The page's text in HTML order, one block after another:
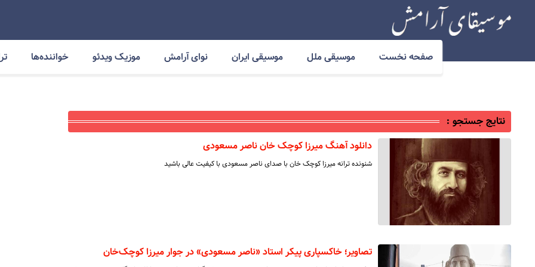
صفحه نخست موسیقی ملل موسیقی ایران نوای آرامش موزیک ویدئو خواننده‌ها
نتایج جستجو :
دانلود آهنگ میرزا کوچک خان ناصر مسعودی
شنونده ترانه میرزا کوچک خان با صدای ناصر مسعودی با کیفیت عالی باشید
تصاویر؛ خاکسپاری پیکر استاد «ناصر مسعودی» در جوار میرزا کوچک‌خان